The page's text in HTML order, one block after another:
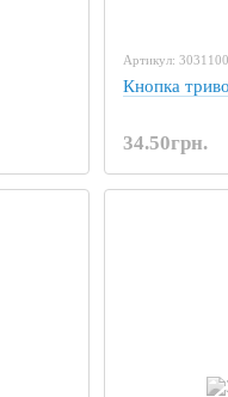
Артикул:
Кнопка
34.50грн.